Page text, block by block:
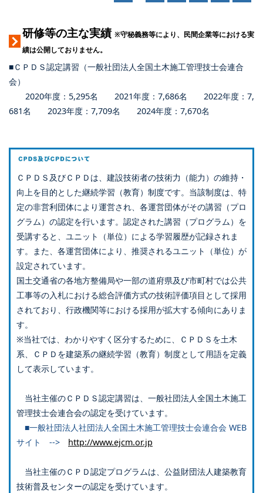
研修等の主な実績 ※守秘義務等により、民間企業等における実
績は公開しておりません。
■ＣＰＤＳ認定講習（一般社団法人全国土木施工管理技士会連合
会）
2020年度：5,295名 2021年度：7,686名 2022年度：7,
681名 2023年度：7,709名 2024年度：7,670名
ＣＰＤＳ及びＣＰＤは、建設技術者の技術力（能力）の維持・
向上を目的とした継続学習（教育）制度です。当該制度は、特
定の非営利団体により運営され、各運営団体がその講習（プロ
グラム）の認定を行います。認定された講習（プログラム）を
受講すると、ユニット（単位）による学習履歴が記録されま
す。また、各運営団体により、推奨されるユニット（単位）が
設定されています。
国土交通省の各地方整備局や一部の道府県及び市町村では公共
工事等の入札における総合評価方式の技術評価項目として採用
されており、行政機関等における採用が拡大する傾向にありま
す。
※当社では、わかりやすく区分するために、ＣＰＤＳを土木
系、ＣＰＤを建築系の継続学習（教育）制度として用語を定義
して表示しています。
当社主催のＣＰＤＳ認定講習は、一般社団法人全国土木施工
管理技士会連合会の認定を受けています。
■一般社団法人社団法人全国土木施工管理技士会連合会 WEB
サイト --> http://www.ejcm.or.jp
当社主催のＣＰＤ認定プログラムは、公益財団法人建築教育
技術普及センターの認定を受けています。